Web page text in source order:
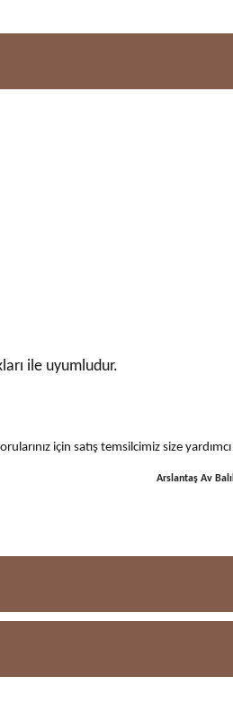
ile uyumludur.
için satış temsilcimiz size
Arslantaş Av